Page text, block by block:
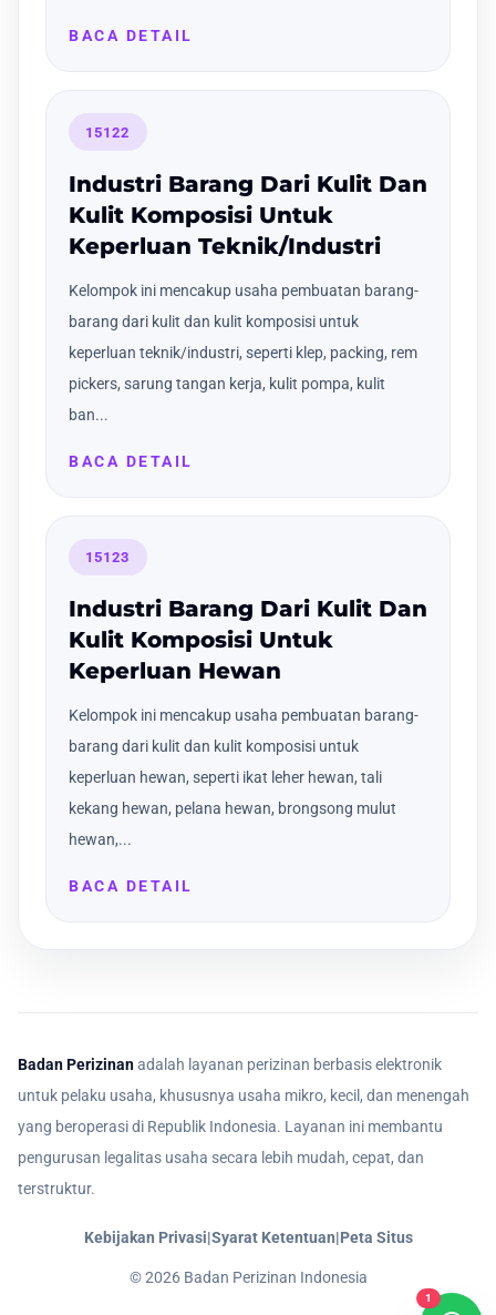
BACA DETAIL
15122
Industri Barang Dari Kulit Dan
Kulit Komposisi Untuk
Keperluan Teknik/Industri
Kelompok ini mencakup usaha pembuatan barang-
barang dari kulit dan kulit komposisi untuk
keperluan teknik/industri, seperti klep, packing, rem
pickers, sarung tangan kerja, kulit pompa, kulit
ban...
BACA DETAIL
15123
Industri Barang Dari Kulit Dan
Kulit Komposisi Untuk
Keperluan Hewan
Kelompok ini mencakup usaha pembuatan barang-
barang dari kulit dan kulit komposisi untuk
keperluan hewan, seperti ikat leher hewan, tali
kekang hewan, pelana hewan, brongsong mulut
hewan,...
BACA DETAIL
Badan Perizinanadalah layanan perizinan berbasis elektronik
untuk pelaku usaha, khususnya usaha mikro, kecil, dan menengah
yang beroperasi di Republik Indonesia. Layanan ini membantu
pengurusan legalitas usaha secara lebih mudah, cepat, dan
terstruktur.
Kebijakan Privasi|Syarat Ketentuan|Peta Situs
©2026Badan Perizinan Indonesia
1